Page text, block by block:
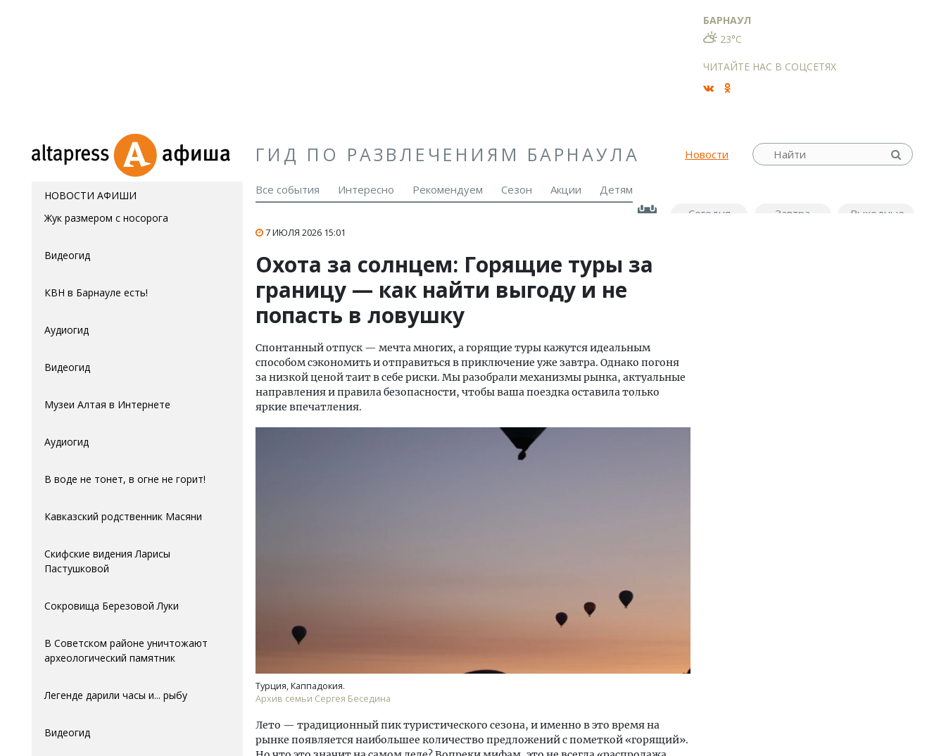
БАРНАУЛ
23°C
ЧИТАЙТЕ НАС В СОЦСЕТЯХ
ГИД ПО РАЗВЛЕЧЕНИЯМ БАРНАУЛА Новости
НОВОСТИ АФИШИ Все события Интересно Рекомендуем Сезон Акции
Детям
Сегодня
Завтра Выходные
Жук размером с носорога
Видеогид
КВН в Барнауле есть!
Аудиогид
Видеогид
Музеи Алтая в Интернете
Аудиогид
В воде не тонет, в огне не горит!
Кавказский родственник Масяни
Скифские видения Ларисы
Пастушковой
Сокровища Березовой Луки
В Советском районе уничтожают
археологический памятник
Легенде дарили часы и... рыбу
Видеогид
7 ИЮЛЯ 2026 15:01
Охота за солнцем: Горящие туры за
границу — как найти выгоду и не
попасть в ловушку
Спонтанный отпуск — мечта многих, а горящие туры кажутся идеальным
способом сэкономить и отправиться в приключение уже завтра. Однако погоня
за низкой ценой таит в себе риски. Мы разобрали механизмы рынка, актуальные
направления и правила безопасности, чтобы ваша поездка оставила только
яркие впечатления.
Турция, Каппадокия.
Архив семьи Сергея Беседина
Лето — традиционный пик туристического сезона, и именно в это время на
рынке появляется наибольшее количество предложений с пометкой «горящий».